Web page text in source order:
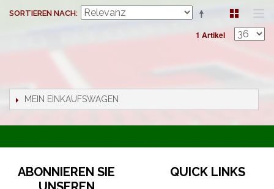
SORTIEREN NACH
1 Artikel
MEIN EINKAUFSWAGEN
ABONNIEREN SIE
QUICK LINKS